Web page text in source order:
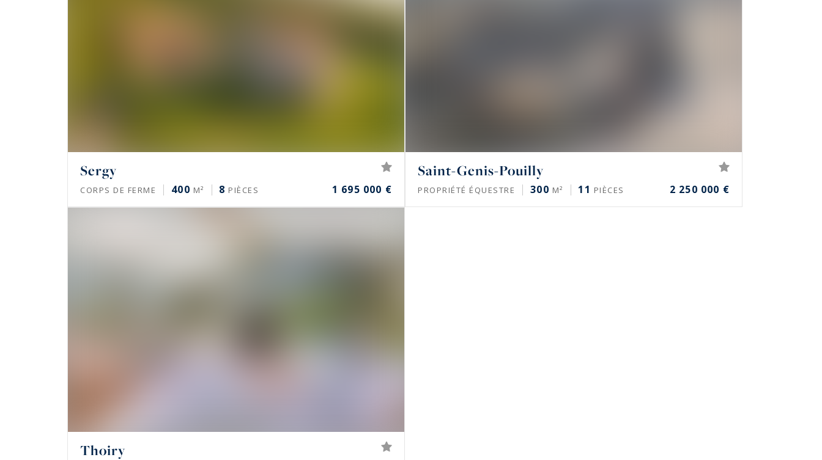
Sergy
CORPS DE FERME 400 M² 8 PIÈCES 1 695 000 €
Saint-Genis-Pouilly
PROPRIÉTÉ ÉQUESTRE 300 M² 11 PIÈCES 2 250 000 €
Thoiry